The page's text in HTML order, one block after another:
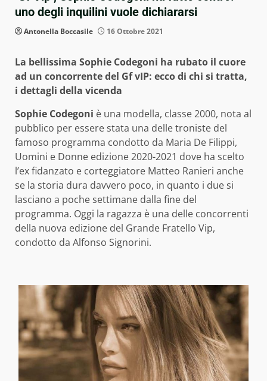
uno degli inquilini vuole dichiararsi
Antonella Boccasile 16 Ottobre 2021
La bellissima Sophie Codegoni ha rubato il cuore
ad un concorrente del Gf vIP: ecco di chi si tratta,
i dettagli della vicenda
Sophie Codegoni è una modella, classe 2000, nota al
pubblico per essere stata una delle troniste del
famoso programma condotto da Maria De Filippi,
Uomini e Donne edizione 2020-2021 dove ha scelto
l’ex fidanzato e corteggiatore Matteo Ranieri anche
se la storia dura davvero poco, in quanto i due si
lasciano a poche settimane dalla fine del
programma. Oggi la ragazza è una delle concorrenti
della nuova edizione del Grande Fratello Vip,
condotto da Alfonso Signorini.